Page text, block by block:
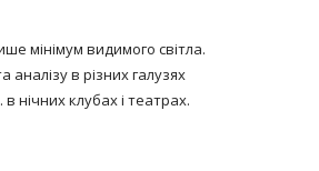
мінімум видимого світла.
в різних галузях
нічних клубах і театрах.